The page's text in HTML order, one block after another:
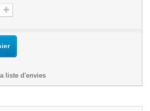
liste d'envies